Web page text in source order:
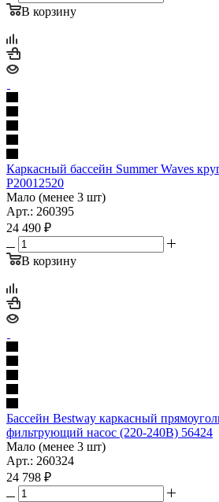
В корзину
Каркасный бассейн Summer Waves
P20012520
Мало (менее 3 шт)
Арт.: 260395
24 490 ₽
В корзину
Бассейн Bestway каркасный
фильтрующий насос (220-240В) 56424
Мало (менее 3 шт)
Арт.: 260324
24 798 ₽